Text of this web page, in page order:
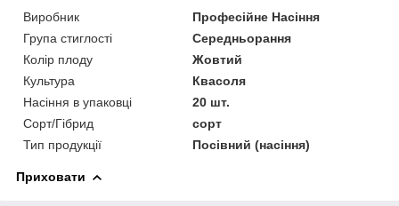
Виробник
Професійне Насіння
Група стиглості
Середньорання
Колір плоду
Жовтий
Культура
Квасоля
Насіння в упаковці
20 шт.
Сорт/Гібрид
сорт
Тип продукції
Посівний (насіння)
Приховати